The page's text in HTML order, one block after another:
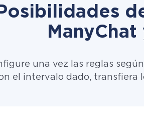
Posibilidades
ManyChat
una vez las reglas
el intervalo dado, transfiera